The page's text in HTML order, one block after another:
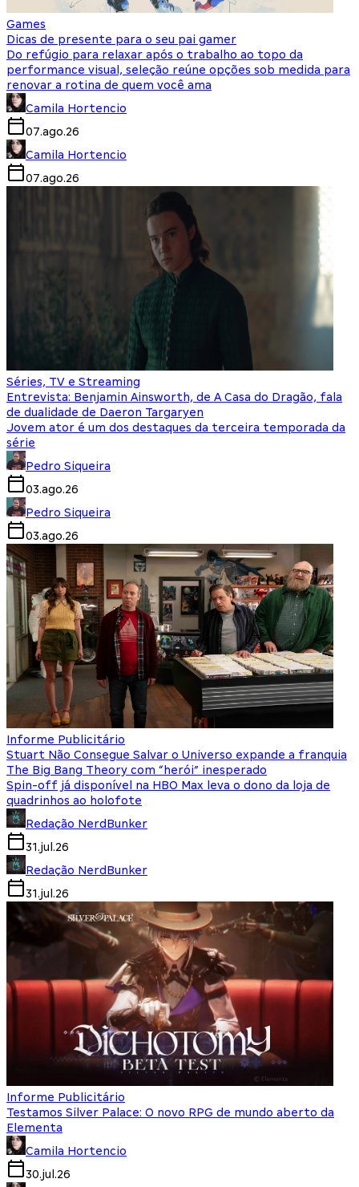
Games
Dicas de presente para o seu pai gamer
Do refúgio para relaxar após o trabalho ao topo da
performance visual, seleção reúne opções sob medida para
renovar a rotina de quem você ama
Camila Hortencio
07.ago.26
Camila Hortencio
07.ago.26
Séries, TV e Streaming
Entrevista: Benjamin Ainsworth, de A Casa do Dragão, fala
de dualidade de Daeron Targaryen
Jovem ator é um dos destaques da terceira temporada da
série
Pedro Siqueira
03.ago.26
Pedro Siqueira
03.ago.26
Informe Publicitário
Stuart Não Consegue Salvar o Universo expande a franquia
The Big Bang Theory com “herói” inesperado
Spin-off já disponível na HBO Max leva o dono da loja de
quadrinhos ao holofote
Redação NerdBunker
31.jul.26
Redação NerdBunker
31.jul.26
Informe Publicitário
Testamos Silver Palace: O novo RPG de mundo aberto da
Elementa
Camila Hortencio
30.jul.26